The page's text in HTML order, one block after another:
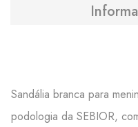
Sandália branca para
podologia da SEBIOR,